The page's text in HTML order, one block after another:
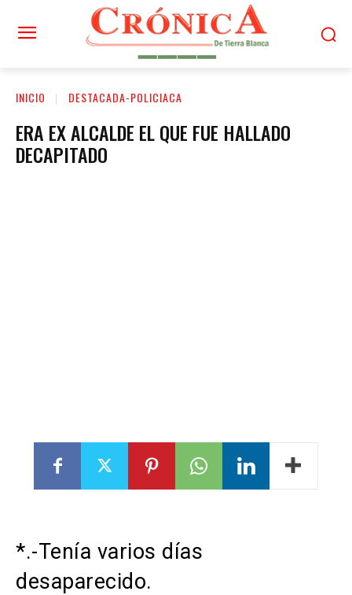
INICIO DESTACADA-POLICIACA
ERA EX ALCALDE EL QUE FUE HALLADO
DECAPITADO
*.-Tenía varios días
desaparecido.